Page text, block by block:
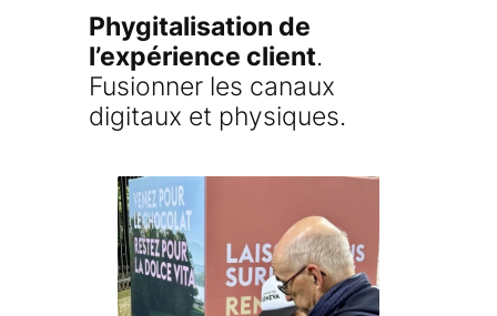
Phygitalisation de
l’expérience client.
Fusionner les canaux
digitaux et physiques.